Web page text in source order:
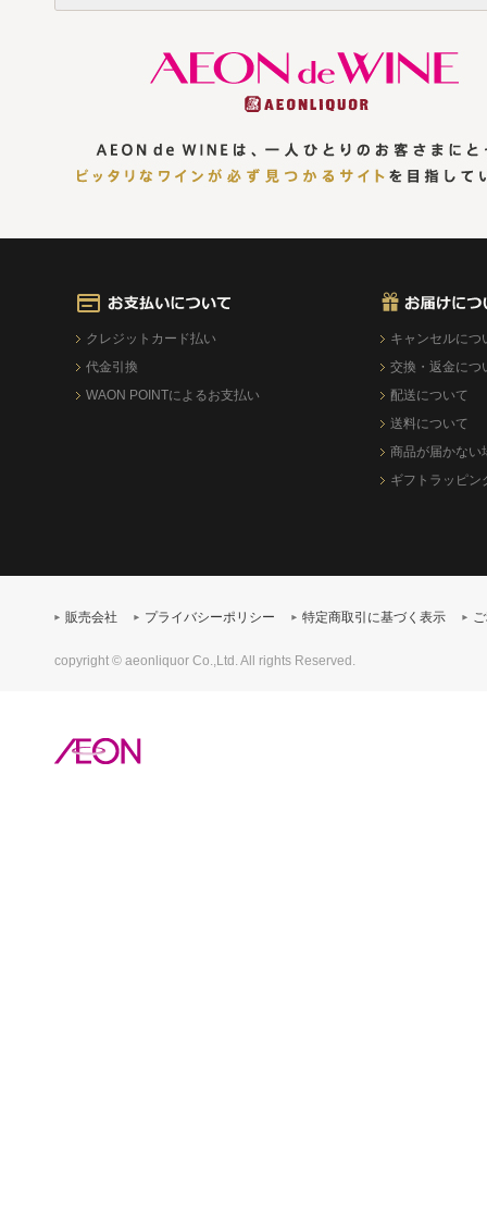
クレジットカード払い
代金引換
WAON POINTによるお支払い
キャンセルにつ
交換・返金につ
配送について
送料について
商品が届かない
ギフトラッピン
販売会社 プライバシーポリシー 特定商取引に基づく表示
copyright © aeonliquor Co.,Ltd. All rights Reserved.